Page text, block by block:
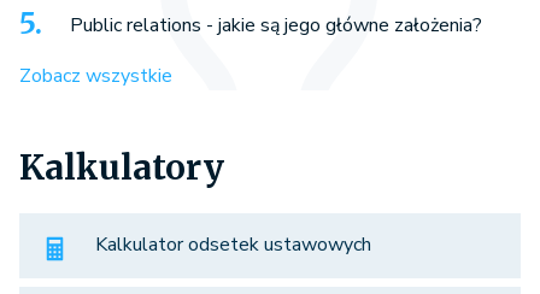
Public relations - jakie są jego główne założenia?
Zobacz wszystkie
Kalkulatory
Kalkulator odsetek ustawowych